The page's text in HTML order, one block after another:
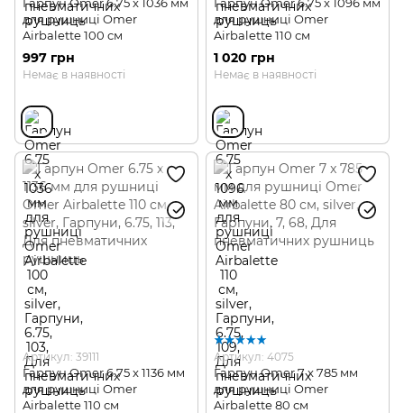
для рушниці Omer
Airbalette 100 см
997 грн
Немає в наявності
для рушниці Omer
Airbalette 110 см
1 020 грн
Немає в наявності
Артикул: 39111
Гарпун Omer 6.75 x 1136 мм
для рушниці Omer
Airbalette 110 см
Артикул: 4075
Гарпун Omer 7 x 785 мм
для рушниці Omer
Airbalette 80 см